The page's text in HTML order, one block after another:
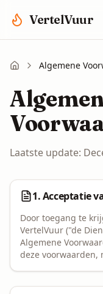
VertelVuur
Algemene
Laatste update:
1. Acceptatie
Door toegang te
VertelVuur ("de
Algemene
deze voorwaarden,